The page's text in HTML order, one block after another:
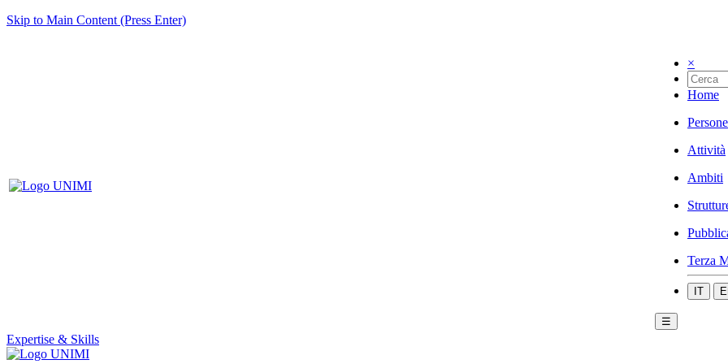
Skip to Main Content (Press Enter)
×
Home
Persone
Attività
Ambiti
Terza
IT
☰
Expertise & Skills